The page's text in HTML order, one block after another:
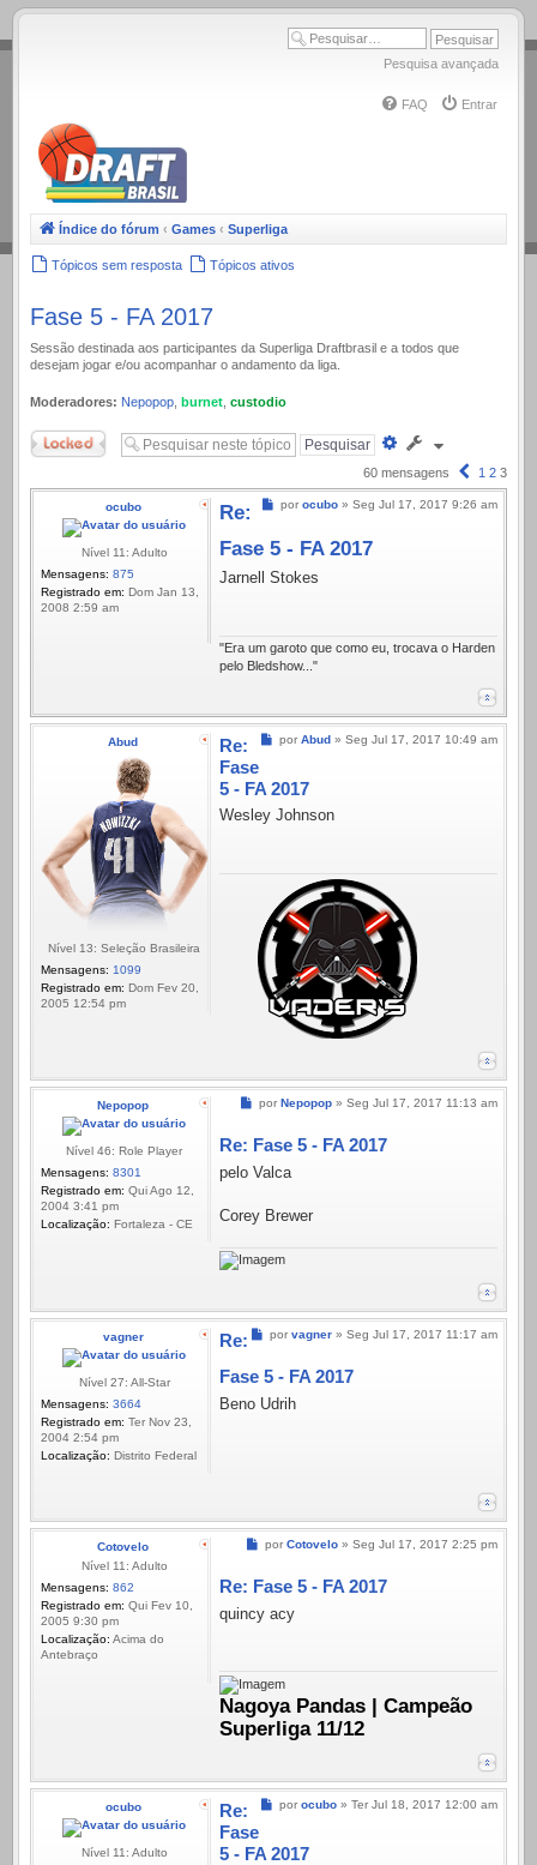
.
Pesquisa avançada
FAQ Entrar
Índice do fórum ‹ Games ‹ Superliga
Tópicos sem resposta Tópicos ativos
Fase 5 - FA 2017
Sessão destinada aos participantes da Superliga Draftbrasil e a todos que
desejam jogar e/ou acompanhar o andamento da liga.
Moderadores: Nepopop burnet custodio
Trancado
Pesquisa
avançada
60 mensagens Anterior
1 2 3
ocubo
Nível 11: Adulto
Mensagens: 875
Registrado em: Dom Jan 13,
2008 2:59 am
Mensagem
por ocubo » Seg Jul 17, 2017 9:26 am
Re:
Fase 5 - FA 2017
Jarnell Stokes
"Era um garoto que como eu, trocava o Harden
pelo Bledshow..."
Abud
Nível 13: Seleção Brasileira
Mensagens: 1099
Registrado em: Dom Fev 20,
2005 12:54 pm
Mensagem
por Abud » Seg Jul 17, 2017 10:49 am
Re:
Fase
5 - FA 2017
Wesley Johnson
Nepopop
Nível 46: Role Player
Mensagens: 8301
Registrado em: Qui Ago 12,
2004 3:41 pm
Localização: Fortaleza - CE
Mensagem
por Nepopop » Seg Jul 17, 2017 11:13 am
Re: Fase 5 - FA 2017
pelo Valca
Corey Brewer
vagner
Nível 27: All-Star
Mensagens: 3664
Registrado em: Ter Nov 23,
2004 2:54 pm
Localização: Distrito Federal
Mensagem
por vagner » Seg Jul 17, 2017 11:17 am
Re:
Fase 5 - FA 2017
Beno Udrih
Cotovelo
Nível 11: Adulto
Mensagens: 862
Registrado em: Qui Fev 10,
2005 9:30 pm
Localização: Acima do
Antebraço
Mensagem
por Cotovelo » Seg Jul 17, 2017 2:25 pm
Re: Fase 5 - FA 2017
quincy acy
Nagoya Pandas | Campeão
Superliga 11/12
ocubo
Nível 11: Adulto
Mensagem
por ocubo » Ter Jul 18, 2017 12:00 am
Re:
Fase
5 - FA 2017